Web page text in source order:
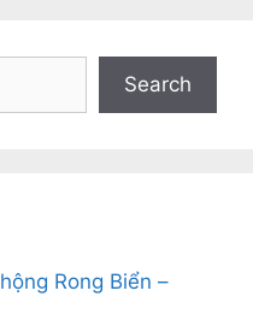
Search
Rong Biển –